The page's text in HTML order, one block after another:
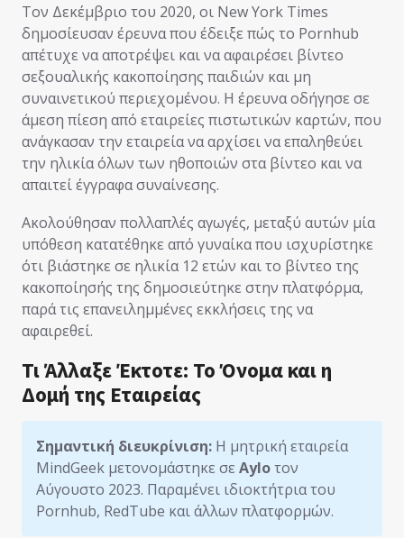
Τον Δεκέμβριο του 2020, οι New York Times
δημοσίευσαν έρευνα που έδειξε πώς το Pornhub
απέτυχε να αποτρέψει και να αφαιρέσει βίντεο
σεξουαλικής κακοποίησης παιδιών και μη
συναινετικού περιεχομένου. Η έρευνα οδήγησε σε
άμεση πίεση από εταιρείες πιστωτικών καρτών, που
ανάγκασαν την εταιρεία να αρχίσει να επαληθεύει
την ηλικία όλων των ηθοποιών στα βίντεο και να
απαιτεί έγγραφα συναίνεσης.
Ακολούθησαν πολλαπλές αγωγές, μεταξύ αυτών μία
υπόθεση κατατέθηκε από γυναίκα που ισχυρίστηκε
ότι βιάστηκε σε ηλικία 12 ετών και το βίντεο της
κακοποίησής της δημοσιεύτηκε στην πλατφόρμα,
παρά τις επανειλημμένες εκκλήσεις της να
αφαιρεθεί.
Τι Άλλαξε Έκτοτε: Το Όνομα και η
Δομή της Εταιρείας
Σημαντική διευκρίνιση: Η μητρική εταιρεία
MindGeek μετονομάστηκε σε Ayloτον
Αύγουστο 2023. Παραμένει ιδιοκτήτρια του
Pornhub, RedTube και άλλων πλατφορμών.